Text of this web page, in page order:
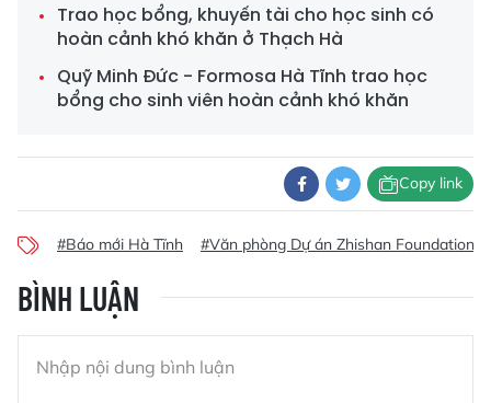
Trao học bổng, khuyến tài cho học sinh có
hoàn cảnh khó khăn ở Thạch Hà
Quỹ Minh Đức - Formosa Hà Tĩnh trao học
bổng cho sinh viên hoàn cảnh khó khăn
Copy link
#Báo mới Hà Tĩnh #Văn phòng Dự án Zhishan Foundation
BÌNH LUẬN